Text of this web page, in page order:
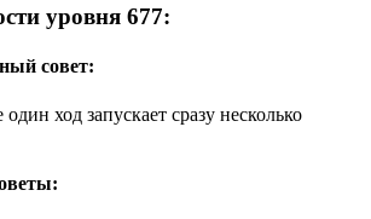
уровня 677:
совет:
ход запускает сразу несколько